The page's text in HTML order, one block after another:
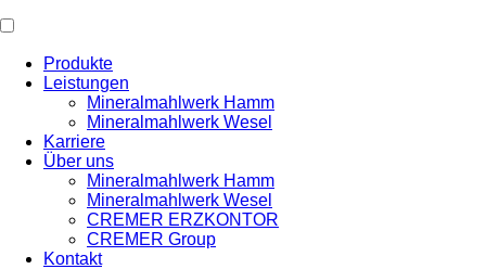
Produkte
Leistungen
Mineralmahlwerk Hamm
Mineralmahlwerk Wesel
Karriere
Über uns
Mineralmahlwerk Hamm
Mineralmahlwerk Wesel
CREMER ERZKONTOR
CREMER Group
Kontakt